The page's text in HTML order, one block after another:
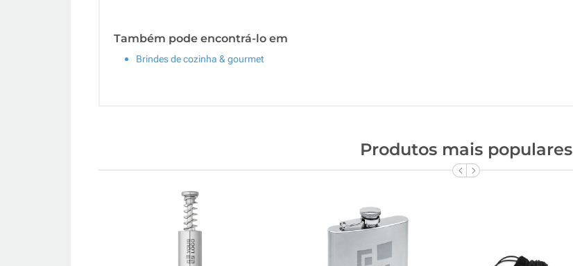
Também pode encontrá-lo em
Brindes de cozinha & gourmet
Produtos mais populares